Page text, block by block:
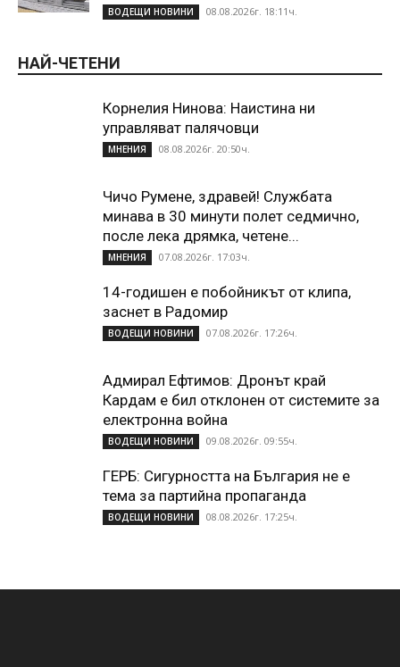
ВОДЕЩИ НОВИНИ 08.08.2026г. 18:11ч.
НАЙ-ЧЕТЕНИ
Корнелия Нинова: Наистина ни
управляват палячовци
МНЕНИЯ 08.08.2026г. 20:50ч.
Чичо Румене, здравей! Службата
минава в 30 минути полет седмично,
после лека дрямка, четене...
МНЕНИЯ 07.08.2026г. 17:03ч.
14-годишен е побойникът от клипа,
заснет в Радомир
ВОДЕЩИ НОВИНИ 07.08.2026г. 17:26ч.
Адмирал Ефтимов: Дронът край
Кардам е бил отклонен от системите за
електронна война
ВОДЕЩИ НОВИНИ 09.08.2026г. 09:55ч.
ГЕРБ: Сигурността на България не е
тема за партийна пропаганда
ВОДЕЩИ НОВИНИ 08.08.2026г. 17:25ч.